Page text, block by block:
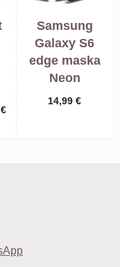
€Trenutna
Samsung
Galaxy S6
edge maska
Neon
14,99€